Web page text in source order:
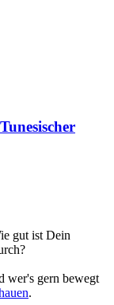
gut ist Dein
wer's gern bewegt
.